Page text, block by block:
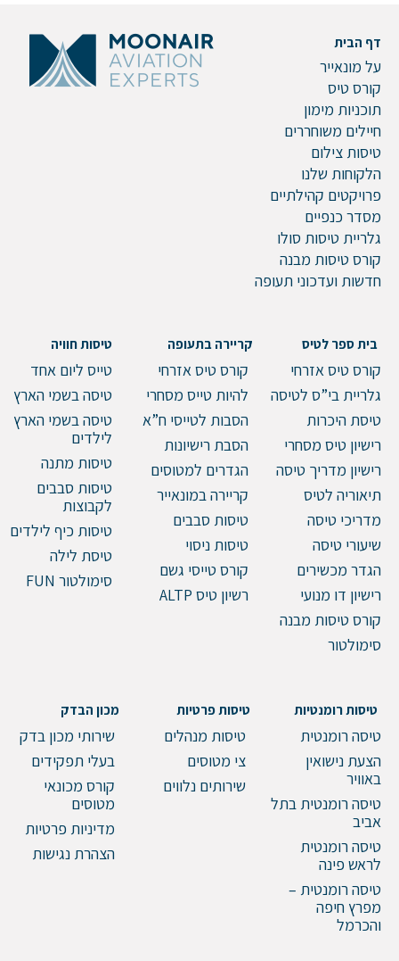
דף הבית
על מונאייר
קורס טיס
תוכניות מימון
חיילים משוחררים
טיסות צילום
הלקוחות שלנו
פרויקטים קהילתיים
מסדר כנפיים
גלריית טיסות סולו
קורס טיסות מבנה
חדשות ועדכוני תעופה
בית ספר לטיס
קורס טיס אזרחי
גלריית בי”ס לטיסה
טיסת היכרות
רישיון טיס מסחרי
רישיון מדריך טיסה
תיאוריה לטיס
מדריכי טיסה
שיעורי טיסה
הגדר מכשירים
רישיון דו מנועי
קורס טיסות מבנה
סימולטור
קריירה בתעופה
קורס טיס אזרחי
להיות טייס מסחרי
הסבות לטייסי ח”א
הסבת רישיונות
הגדרים למטוסים
קריירה במונאייר
טיסות סבבים
טיסות ניסוי
קורס טייסי גשם
רשיון טיס ALTP
טיסות חוויה
טייס ליום אחד
טיסה בשמי הארץ
טיסה בשמי הארץ
לילדים
טיסות מתנה
טיסות סבבים
לקבוצות
טיסות כיף לילדים
טיסת לילה
סימולטור FUN
טיסות רומנטיות
טיסה רומנטית
הצעת נישואין
באוויר
טיסה רומנטית בתל
אביב
טיסה רומנטית
לראש פינה
טיסה רומנטית –
מפרץ חיפה
והכרמל
טיסות פרטיות
טיסות מנהלים
צי מטוסים
שירותים נלווים
מכון הבדק
שירותי מכון בדק
בעלי תפקידים
קורס מכונאי
מטוסים
מדיניות פרטיות
הצהרת נגישות